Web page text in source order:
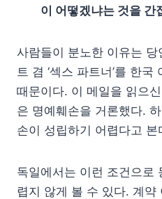
이 어떻겠냐는 것을 간
사람들이 분노한 이유는
트 겸 ‘섹스 파트너’를 한
때문이다. 이 메일을 읽으
은 명예훼손을 거론했다.
손이 성립하기 어렵다고 본
독일에서는 이런 조건으로
렵지 않게 볼 수 있다. 계약